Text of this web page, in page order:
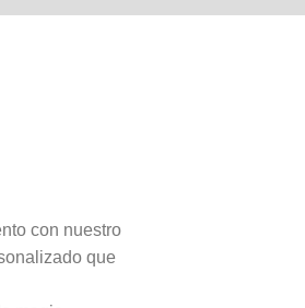
con nuestro
que